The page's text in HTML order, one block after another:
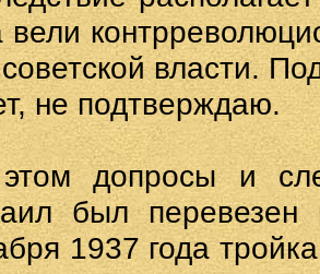
вели
власти.
не подтверждаю.
допросы и
был
1937 года